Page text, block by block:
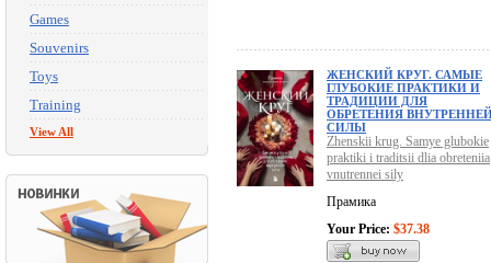
Games
Souvenirs
Toys
Training
View All
ЖЕНСКИЙ КРУГ. САМЫЕ
ГЛУБОКИЕ ПРАКТИКИ И
ТРАДИЦИИ ДЛЯ
ОБРЕТЕНИЯ
СИЛЫ
Zhenskii krug. Samye glubokie
praktiki i traditsii dlia obreteniia
vnutrennei sily
Прамика
Your Price: $37.38